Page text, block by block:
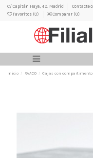
C/ Capitán Haya, 49. Madrid
Contacte
Favoritos (0) Comparar (0)
Inicio RAACO Cajas con